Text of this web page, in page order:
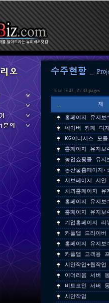
Total : 643 , 2 / 33 pages
홈페이지 유지보
네이버 카페 디
KG이니시스 모
홈페이지 유지보
농업쇼핑몰 유지
농산물홈페이지
서브페이지 시안
치과홈페이지 유
홈페이지 유지보
홈페이지 유지보
기업홈페이지 리
카풀앱 드라이
홈페이지 유지보
카풀앱 고객용
시안작업+웹작업
이더리움 서버
비트코인 서버
시안작업